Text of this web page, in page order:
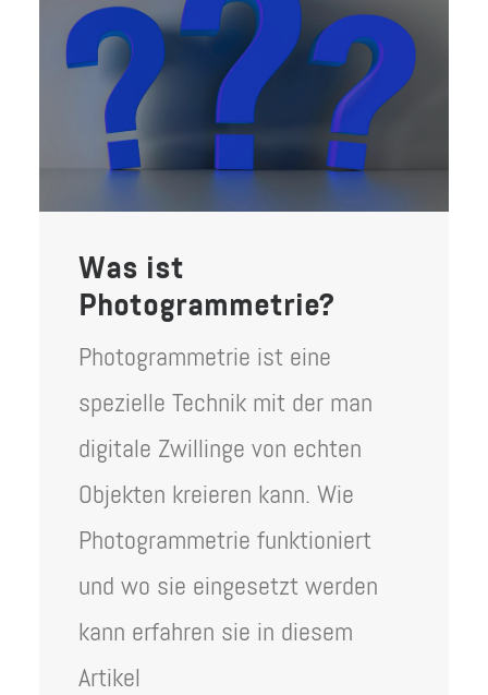
Was ist
Photogrammetrie?
Photogrammetrie ist eine
spezielle Technik mit der man
digitale Zwillinge von echten
Objekten kreieren kann. Wie
Photogrammetrie funktioniert
und wo sie eingesetzt werden
kann erfahren sie in diesem
Artikel